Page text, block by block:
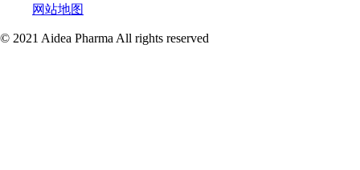
网站地图
© 2021 Aidea Pharma All rights reserved